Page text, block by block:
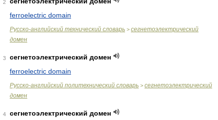
2
ferroelectric domain
Русско-английский технический словарь > сегнетоэлектрический
домен
3
сегнетоэлектрический домен
ferroelectric domain
Русско-английский политехнический словарь > сегнетоэлектрический
домен
4
сегнетоэлектрический домен